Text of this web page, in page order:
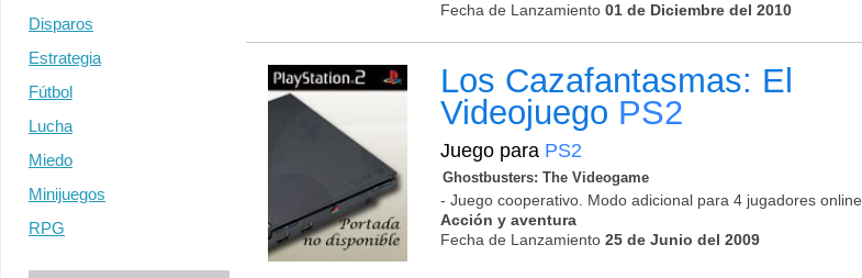
Disparos
Estrategia
Fútbol
Lucha
Miedo
Minijuegos
RPG
Fecha de Lanzamiento01 de Diciembre del 2010
Los Cazafantasmas: El
Videojuego PS2
Juego para PS2
Ghostbusters: The Videogame
- Juego cooperativo. Modo adicional para 4 jugadores online
Acción y aventura
Fecha de Lanzamiento25 de Junio del 2009